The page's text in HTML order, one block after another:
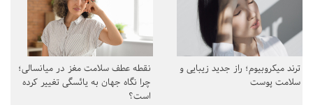
ترند میکروبیوم؛ راز جدید زیبایی و
سلامت پوست
نقطه عطف سلامت مغز در میانسالی؛
چرا نگاه جهان به یائسگی تغییر کرده
است؟